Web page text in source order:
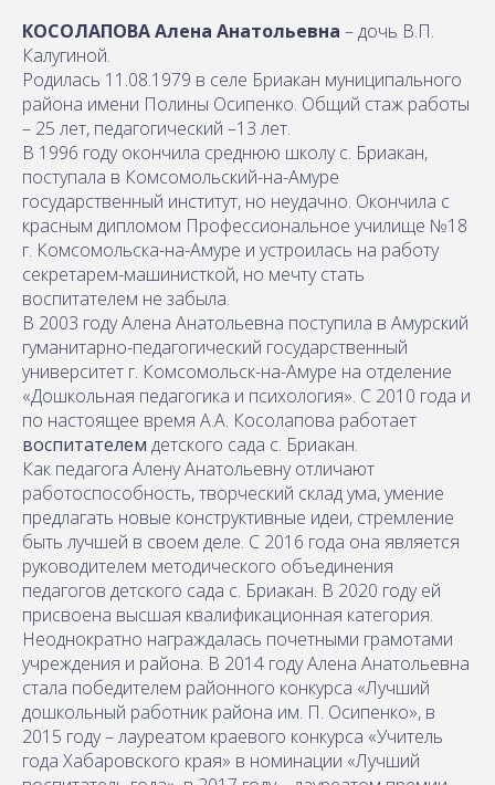
КОСОЛАПОВА Алена Анатольевна – дочь В.П.
Калугиной.
Родилась 11.08.1979 в селе Бриакан муниципального
района имени Полины Осипенко. Общий стаж работы
– 25 лет, педагогический –13 лет.
В 1996 году окончила среднюю школу с. Бриакан,
поступала в Комсомольский-на-Амуре
государственный институт, но неудачно. Окончила с
красным дипломом Профессиональное училище №18
г. Комсомольска-на-Амуре и устроилась на работу
секретарем-машинисткой, но мечту стать
воспитателем не забыла.
В 2003 году Алена Анатольевна поступила в Амурский
гуманитарно-педагогический государственный
университет г. Комсомольск-на-Амуре на отделение
«Дошкольная педагогика и психология». С 2010 года и
по настоящее время А.А. Косолапова работает
воспитателем детского сада с. Бриакан.
Как педагога Алену Анатольевну отличают
работоспособность, творческий склад ума, умение
предлагать новые конструктивные идеи, стремление
быть лучшей в своем деле. С 2016 года она является
руководителем методического объединения
педагогов детского сада с. Бриакан. В 2020 году ей
присвоена высшая квалификационная категория.
Неоднократно награждалась почетными грамотами
учреждения и района. В 2014 году Алена Анатольевна
стала победителем районного конкурса «Лучший
дошкольный работник района им. П. Осипенко», в
2015 году – лауреатом краевого конкурса «Учитель
года Хабаровского края» в номинации «Лучший